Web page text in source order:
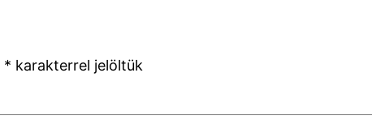
* karakterrel jelöltük